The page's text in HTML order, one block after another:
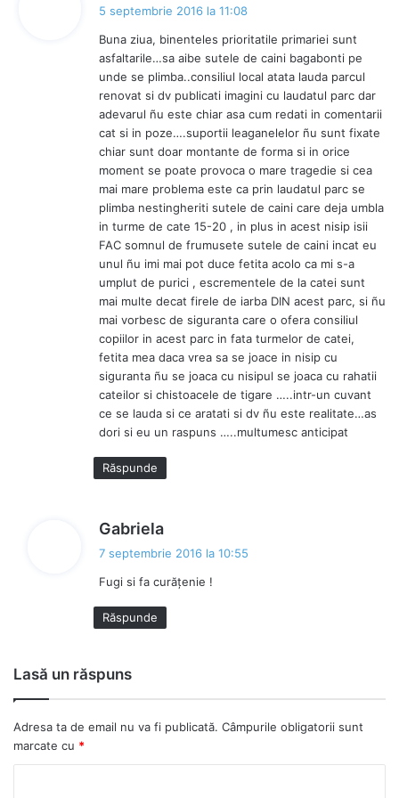
n
e
:
5 septembrie 2016 la 11:08
Buna ziua, binenteles prioritatile primariei sunt
asfaltarile…sa aibe sutele de caini bagabonti pe
unde se plimba..consiliul local atata lauda parcul
renovat si dv publicati imagini cu laudatul parc dar
adevarul ñu este chiar asa cum redati in comentarii
cat si in poze….suportii leaganelelor ñu sunt fixate
chiar sunt doar montante de forma si in orice
moment se poate provoca o mare tragedie si cea
mai mare problema este ca prin laudatul parc se
plimba nestingheriti sutele de caini care deja umbla
in turme de cate 15-20 , in plus in acest nisip isii
FAC somnul de frumusete sutele de caini incat eu
unul ñu imi mai pot duce fetita acolo ca mi s-a
umplut de purici , escrementele de la catei sunt
mai multe decat firele de iarba DIN acest parc, si ñu
mai vorbesc de siguranta care o ofera consiliul
copiilor in acest parc in fata turmelor de catei,
fetita mea daca vrea sa se joace in nisip cu
siguranta ñu se joaca cu nisipul se joaca cu rahatii
cateilor si chistoacele de tigare …..intr-un cuvant
ce se lauda si ce aratati si dv ñu este realitate…as
dori si eu un raspuns …..multumesc anticipat
Răspunde
Gabriela
n
e
:
7 septembrie 2016 la 10:55
Fugi si fa curățenie !
Răspunde
Lasă un răspuns
Adresa ta de email nu va fi publicată. Câmpurile obligatorii sunt
marcate cu *